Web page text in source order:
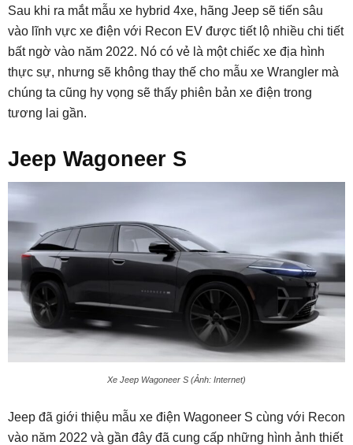
Sau khi ra mắt mẫu xe hybrid 4xe, hãng Jeep sẽ tiến sâu
vào lĩnh vực xe điện với Recon EV được tiết lộ nhiều chi tiết
bất ngờ vào năm 2022. Nó có vẻ là một chiếc xe địa hình
thực sự, nhưng sẽ không thay thế cho mẫu xe Wrangler mà
chúng ta cũng hy vọng sẽ thấy phiên bản xe điện trong
tương lai gần.
Jeep Wagoneer S
Xe Jeep Wagoneer S (Ảnh: Internet)
Jeep đã giới thiệu mẫu xe điện Wagoneer S cùng với Recon
vào năm 2022 và gần đây đã cung cấp những hình ảnh thiết